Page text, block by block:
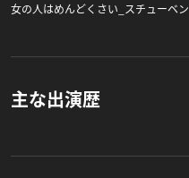
女の人はめんどくさい_スチューベン
主な出演歴